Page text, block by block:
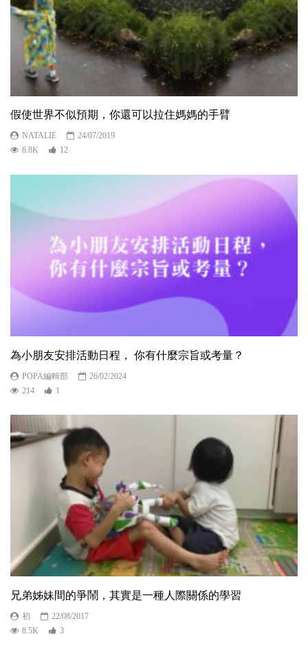
假使世界不似預期，你還可以拉住媽媽的手臂
NATALIE
24/07/2019
6.8K
12
為小朋友安排活動日程， 你有什麼宗旨或考量？
POPA編輯部
26/02/2024
214
1
兄弟姊妹間的爭鬧，其實是一種人際關係的學習
初
22/08/2017
8.5K
3